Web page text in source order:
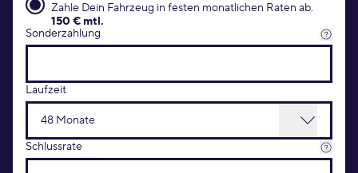
Zahle Dein Fahrzeug in festen monatlichen Raten ab.
150 € mtl.
Sonderzahlung
Laufzeit
Schlussrate